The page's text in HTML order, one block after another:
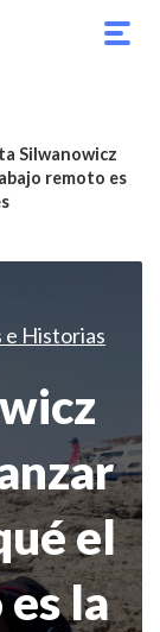
Silwanowicz
remoto es
e Historias
el
la